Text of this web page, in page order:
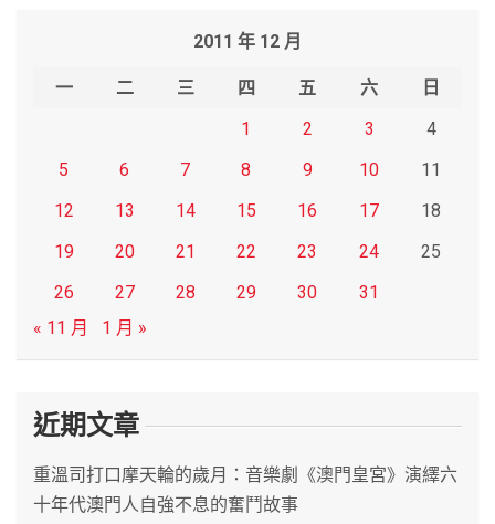
2011 年 12 月
一 二 三 四 五 六
日
1
2 3
4
5
6 7 8 9 10
11
12
13 14 15 16 17
18
19
20 21 22 23 24
25
26
27 28 29 30
31
« 11 月
1 月 »
近期文章
重溫司打口摩天輪的歲月：音樂劇《澳門皇宮》演繹六
十年代澳門人自強不息的奮鬥故事